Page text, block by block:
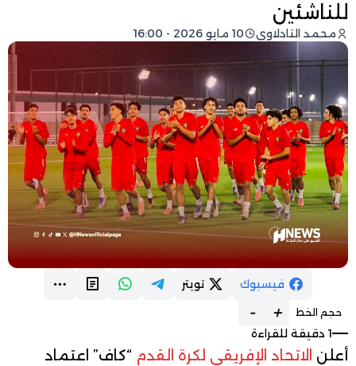
للناشئين
محمد التادلاوي 10 مايو 2026 - 16:00
فيسبوك تويتر
حجم الخط +
-
1 دقيقة للقراءة
أعلن الاتحاد الإفريقي لكرة القدم “كاف” اعتماد